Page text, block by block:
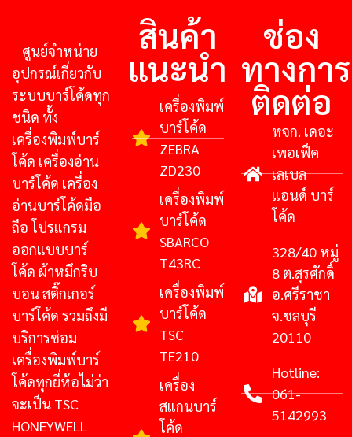
ศูนย์จําหน่าย
อุปกรณ์เกี่ยวกับ
ระบบบาร์โค้ดทุก
ชนิด ทั้ง
เครื่องพิมพ์บาร์
โค้ด เครื่องอ่าน
บาร์โค้ด เครื่อง
อ่านบาร์โค้ดมือ
ถือ โปรแกรม
ออกแบบบาร์
โค้ด ผ้าหมึกริบ
บอน สติ๊กเกอร์
บาร์โค้ด รวมถึงมี
บริการซ่อม
เครื่องพิมพ์บาร์
โค้ดทุกยี่ห้อไม่ว่า
จะเป็น TSC
HONEYWELL
สินค้า
แนะนำ
เครื่องพิมพ์
บาร์โค้ด
ZEBRA
ZD230
เครื่องพิมพ์
บาร์โค้ด
SBARCO
T43RC
เครื่องพิมพ์
บาร์โค้ด
TSC
TE210
เครื่อง
สแกนบาร์
โค้ด
ช่อง
ทางการ
ติดต่อ
หจก. เดอะ
เพอเฟ็ค
เลเบล
แอนด์ บาร์
โค้ด
328/40 หมู่
8 ต.สุรศักดิ์
อ.ศรีราชา
จ.ชลบุรี
20110
Hotline:
061-
5142993